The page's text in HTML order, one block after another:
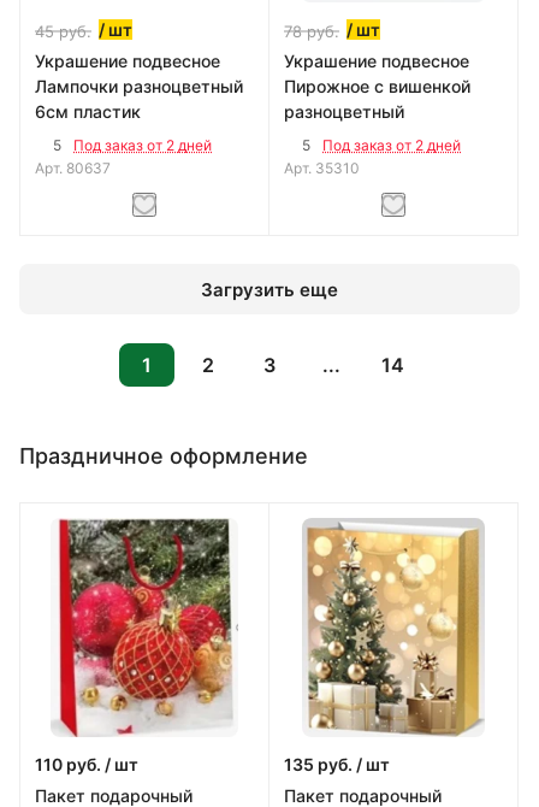
45руб. / шт
Украшение подвесное
Лампочки разноцветный
6см пластик
5
Под заказ от 2 дней
Арт. 80637
78руб. / шт
Украшение подвесное
Пирожное с вишенкой
разноцветный
5
Под заказ от 2 дней
Арт. 35310
Загрузить еще
1 2 3 ... 14
Праздничное оформление
110 руб. / шт
Пакет подарочный
135 руб. / шт
Пакет подарочный